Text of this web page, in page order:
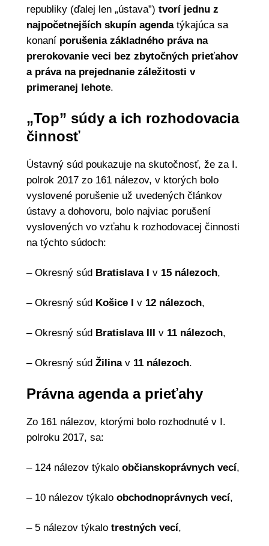
republiky (ďalej len „ústava”) tvorí jednu z
najpočetnejších skupín agendatýkajúca sa
konaníporušenia základného práva na
prerokovanie veci bez zbytočných prieťahov
a práva na prejednanie záležitosti v
primeranej lehote.
„Top” súdy a ich rozhodovacia
činnosť
Ústavný súd poukazuje na skutočnosť, že za I.
polrok 2017 zo 161 nálezov, v ktorých bolo
vyslovené porušenie už uvedených článkov
ústavy a dohovoru, bolo najviac porušení
vyslovených vo vzťahu k rozhodovacej činnosti
na týchto súdoch:
– Okresný súd Bratislava I v 15 nálezoch,
– Okresný súdKošice I v 12 nálezoch,
– Okresný súd Bratislava III v 11 nálezoch,
– Okresný súd Žilina v11 nálezoch.
Právna agenda a prieťahy
Zo 161 nálezov, ktorými bolo rozhodnuté v I.
polroku 2017, sa:
– 124 nálezov týkalo občianskoprávnych vecí,
– 10 nálezov týkalo obchodnoprávnych vecí,
– 5 nálezov týkalo trestných vecí,